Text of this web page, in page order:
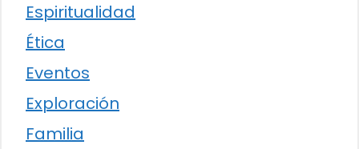
Espiritualidad
Ética
Eventos
Exploración
Familia